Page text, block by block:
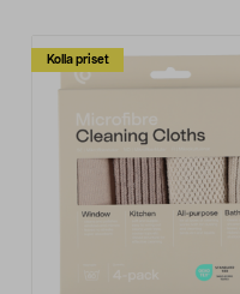
Kolla priset